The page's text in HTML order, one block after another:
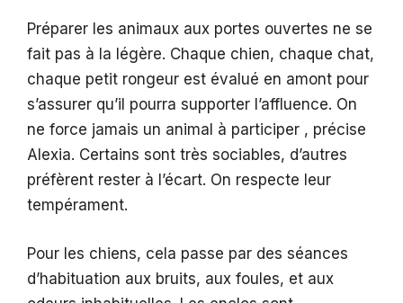
Préparer les animaux aux portes ouvertes ne se
fait pas à la légère. Chaque chien, chaque chat,
chaque petit rongeur est évalué en amont pour
s’assurer qu’il pourra supporter l’affluence. On
ne force jamais un animal à participer , précise
Alexia. Certains sont très sociables, d’autres
préfèrent rester à l’écart. On respecte leur
tempérament.
Pour les chiens, cela passe par des séances
d’habituation aux bruits, aux foules, et aux